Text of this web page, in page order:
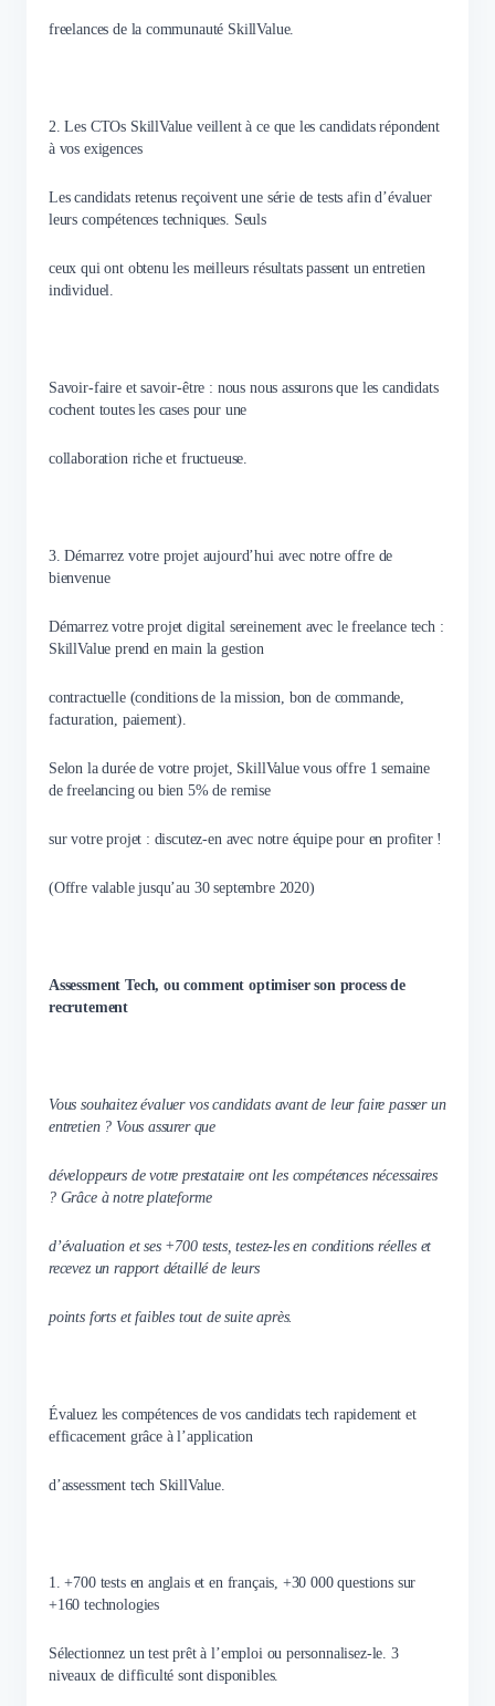
freelances de la communauté SkillValue.
2. Les CTOs SkillValue veillent à ce que les candidats répondent
à vos exigences
Les candidats retenus reçoivent une série de tests afin d’évaluer
leurs compétences techniques. Seuls
ceux qui ont obtenu les meilleurs résultats passent un entretien
individuel.
Savoir-faire et savoir-être : nous nous assurons que les candidats
cochent toutes les cases pour une
collaboration riche et fructueuse.
3. Démarrez votre projet aujourd’hui avec notre offre de
bienvenue
Démarrez votre projet digital sereinement avec le freelance tech :
SkillValue prend en main la gestion
contractuelle (conditions de la mission, bon de commande,
facturation, paiement).
Selon la durée de votre projet, SkillValue vous offre 1 semaine
de freelancing ou bien 5% de remise
sur votre projet : discutez-en avec notre équipe pour en profiter !
(Offre valable jusqu’au 30 septembre 2020)
Assessment Tech, ou comment optimiser son process de
recrutement
Vous souhaitez évaluer vos candidats avant de leur faire passer un
entretien ? Vous assurer que
développeurs de votre prestataire ont les compétences nécessaires
? Grâce à notre plateforme
d’évaluation et ses +700 tests, testez-les en conditions réelles et
recevez un rapport détaillé de leurs
points forts et faibles tout de suite après.
Évaluez les compétences de vos candidats tech rapidement et
efficacement grâce à l’application
d’assessment tech SkillValue.
1. +700 tests en anglais et en français, +30 000 questions sur
+160 technologies
Sélectionnez un test prêt à l’emploi ou personnalisez-le. 3
niveaux de difficulté sont disponibles.